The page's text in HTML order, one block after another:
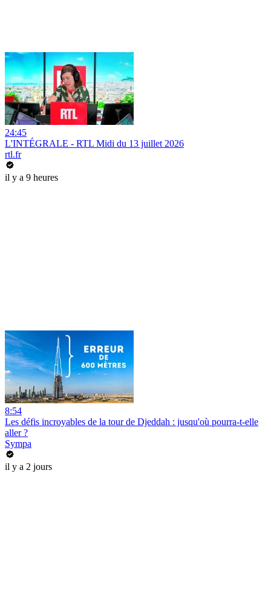
24:45
L'INTÉGRALE - RTL Midi du 13 juillet 2026
rtl.fr
il y a 9 heures
8:54
Les défis incroyables de la tour de Djeddah : jusqu'où pourra-t-elle
aller ?
Sympa
il y a 2 jours